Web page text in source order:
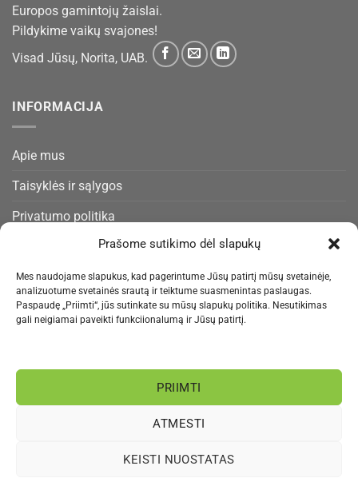
Prašome sutikimo dėl slapukų
Mes naudojame slapukus, kad pagerintume Jūsų patirtį mūsų svetainėje,
analizuotume svetainės srautą ir teiktume suasmenintas paslaugas.
Paspaudę „Priimti“, jūs sutinkate su mūsų slapukų politika. Nesutikimas
gali neigiamai paveikti funkciionalumą ir Jūsų patirtį.
PRIIMTI
ATMESTI
KEISTI NUOSTATAS
Europos gamintojų žaislai.
Pildykime vaikų svajones!
Visad Jūsų, Norita, UAB.
INFORMACIJA
Apie mus
Taisyklės ir sąlygos
Privatumo politika
Slapukų politika
Pristatymas ir gražinimas
Kontaktai